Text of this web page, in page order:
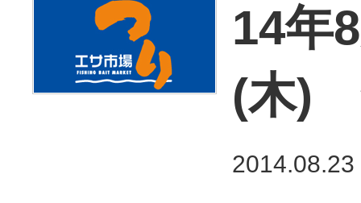
14年
(木)
2014.08.23